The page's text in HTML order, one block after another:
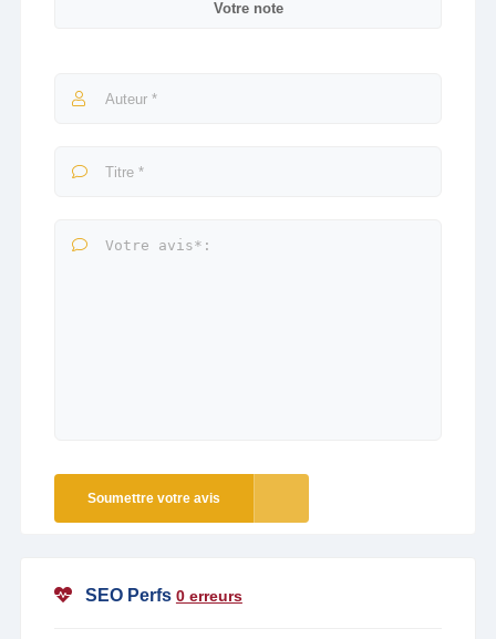
Votre note
Soumettre votre avis
SEO Perfs 0 erreurs